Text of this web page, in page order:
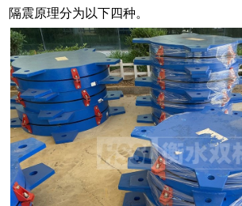
隔震原理分为以下四种。